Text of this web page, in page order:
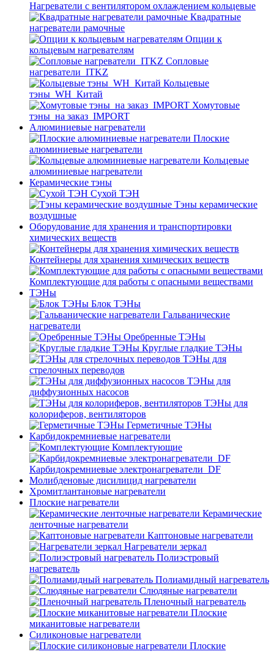
Нагреватели с вентилятором охлаждением кольцевые
Квадратные
нагреватели рамочные
Опции к
кольцевым нагревателям
Cопловые
нагреватели_ITKZ
Кольцевые
тэны_WH_Китай
Хомутовые
тэны_на заказ_IMPORT
Алюминиевые нагреватели
Плоские
алюминиевые нагреватели
Кольцевые
алюминиевые нагреватели
Керамические тэны
Сухой ТЭН
Тэны керамические
воздушные
Оборудование для хранения и транспортировки
химических веществ
Контейнеры для хранения химических веществ
Комплектующие для работы с опасными веществами
ТЭНы
Блок ТЭНы
Гальванические
нагреватели
Оребренные ТЭНы
Круглые гладкие ТЭНы
ТЭНы для
стрелочных переводов
ТЭНы для
диффузионных насосов
ТЭНы для
колориферов, вентиляторов
Герметичные ТЭНы
Карбидокремниевые нагреватели
Комплектующие
Карбидокремниевые электронагреватели_DF
Молибденовые дисилицид нагреватели
Хромитлантановые нагреватели
Плоские нагреватели
Керамические
ленточные нагреватели
Каптоновые нагреватели
Нагреватели зеркал
Полиэстровый
нагреватель
Полиамидный нагреватель
Слюдяные нагреватели
Пленочный нагреватель
Плоские
миканитовые нагреватели
Силиконовые нагреватели
Плоские